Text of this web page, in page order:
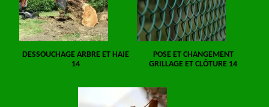
DESSOUCHAGE ARBRE ET HAIE
14
POSE ET CHANGEMENT
GRILLAGE ET CLÔTURE 14